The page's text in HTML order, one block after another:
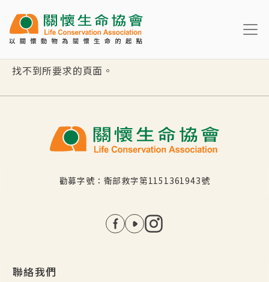
移至主內容
找不到所要求的頁面。
勸募字號：衛部救字第1151361943號
聯絡我們